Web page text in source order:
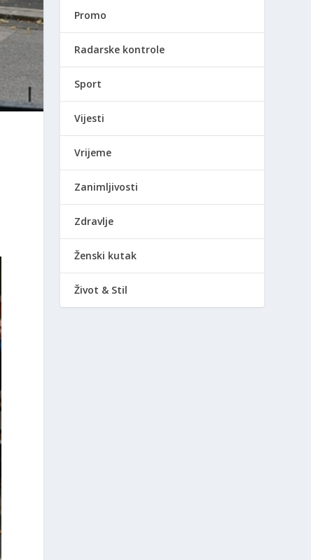
Promo
Radarske kontrole
Sport
Vijesti
Vrijeme
Zanimljivosti
Zdravlje
Ženski kutak
Život & Stil